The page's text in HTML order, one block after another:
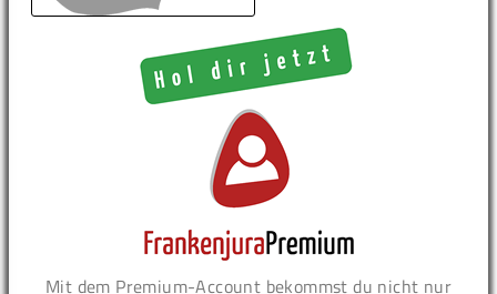
Mit dem Premium-Account bekommst du nicht nur